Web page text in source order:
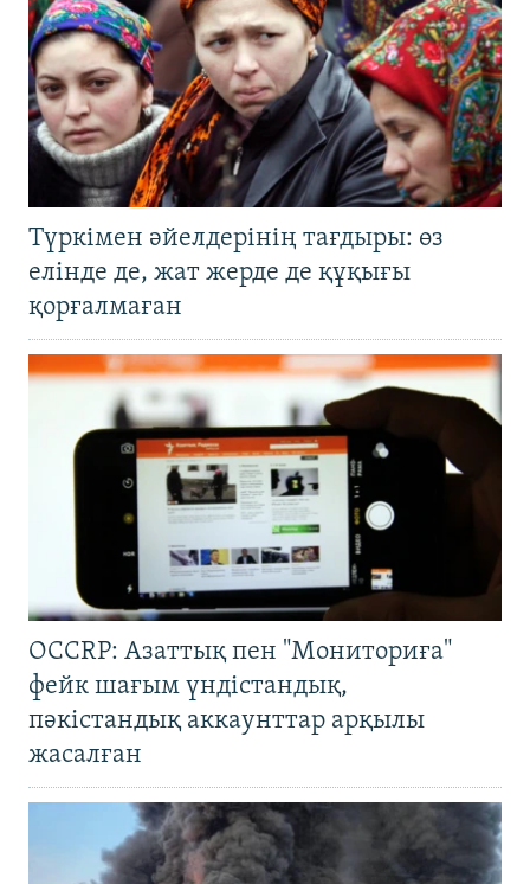
Түркімен әйелдерінің тағдыры: өз
елінде де, жат жерде де құқығы
қорғалмаған
OCCRP: Азаттық пен "Мониториға"
фейк шағым үндістандық,
пәкістандық аккаунттар арқылы
жасалған